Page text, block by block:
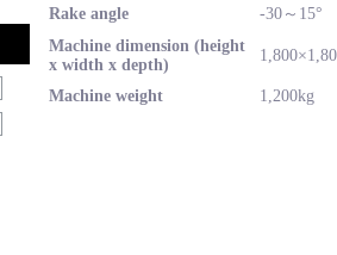
Rake angle
-30～15°
Machine dimension (height
x width x depth)
Machine weight 1,200kg